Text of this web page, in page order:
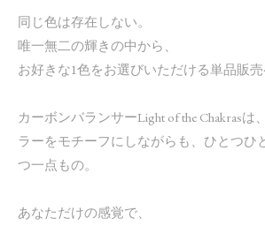
同じ色は存在しない。
唯一無二の輝きの中から、
お好きな1色をお選びいただける単品販売
カーボンバランサーLight of the Chakrasは
ラーをモチーフにしながらも、ひとつひ
つ一点もの。
あなただけの感覚で、